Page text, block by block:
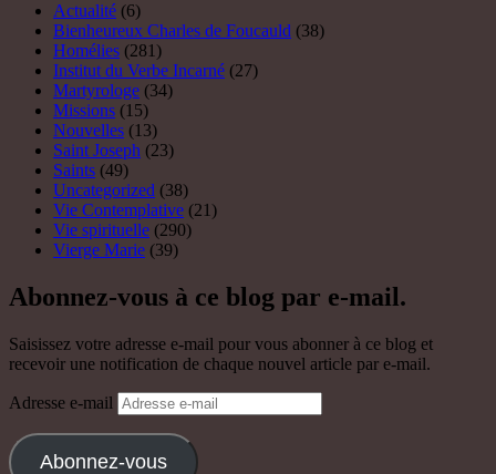
Actualité (6)
Bienheureux Charles de Foucauld (38)
Homélies (281)
Institut du Verbe Incarné (27)
Martyrologe (34)
Missions (15)
Nouvelles (13)
Saint Joseph (23)
Saints (49)
Uncategorized (38)
Vie Contemplative (21)
Vie spirituelle (290)
Vierge Marie (39)
Abonnez-vous à ce blog par e-mail.
Saisissez votre adresse e-mail pour vous abonner à ce blog et
recevoir une notification de chaque nouvel article par e-mail.
Adresse e-mail
Abonnez-vous